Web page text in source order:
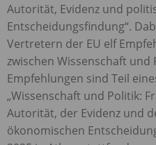
Autorität, Evidenz und
Entscheidungsfindung“.
Vertretern der EU elf
zwischen Wissenschaft
Empfehlungen sind Teil
„Wissenschaft und Politik:
Autorität, der Evidenz und
ökonomischen